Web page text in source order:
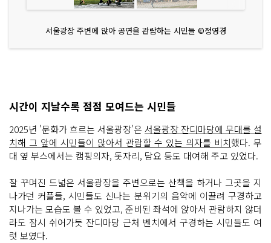
서울광장 주변에 앉아 공연을 관람하는 시민들 ©정영경
시간이 지날수록 점점 모여드는 시민들
2025년 '문화가 흐르는 서울광장'은 서울광장 잔디마당에 무대를 설
치해 그 앞에 시민들이 앉아서 관람할 수 있는 의자를 비치했다. 무
대 옆 부스에서는 캠핑의자, 돗자리, 담요 등도 대여해 주고 있었다.
잘 꾸며진 드넓은 서울광장을 주변으로는 산책을 하거나 그곳을 지
나가던 커플들, 시민들도 신나는 분위기의 음악에 이끌려 구경하고
지나가는 모습도 볼 수 있었고, 준비된 좌석에 앉아서 관람하지 않더
라도 잠시 쉬어가듯 잔디마당 근처 벤치에서 구경하는 시민들도 여
럿 보였다.